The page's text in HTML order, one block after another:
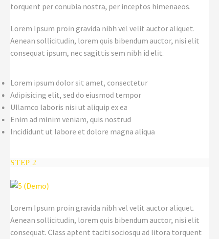
torquent per conubia nostra, per inceptos himenaeos.
Lorem Ipsum proin gravida nibh vel velit auctor aliquet.
Aenean sollicitudin, lorem quis bibendum auctor, nisi elit
consequat ipsum, nec sagittis sem nibh id elit.
Lorem ipsum dolor sit amet, consectetur
Adipisicing elit, sed do eiusmod tempor
Ullamco laboris nisi ut aliquip ex ea
Enim ad minim veniam, quis nostrud
Incididunt ut labore et dolore magna aliqua
STEP 2
Lorem Ipsum proin gravida nibh vel velit auctor aliquet.
Aenean sollicitudin, lorem quis bibendum auctor, nisi elit
consequat. Class aptent taciti sociosqu ad litora torquent